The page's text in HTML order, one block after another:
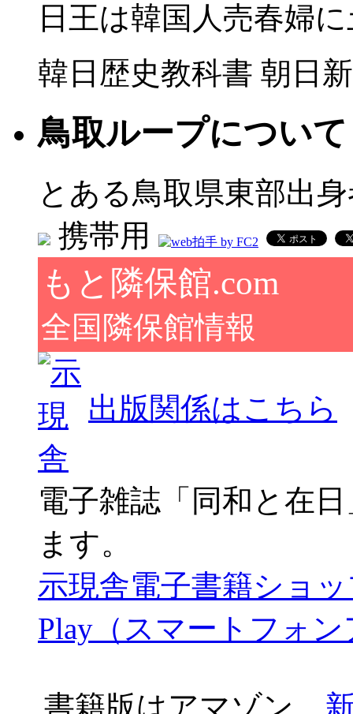
日王は韓国人売春婦
韓日歴史教科書 朝日
鳥取ループについて
とある鳥取県東部出
携帯用
もと隣保館.com
全国隣保館情報
出版関係はこちら
電子雑誌「同和と在
ます。
示現舎電子書籍ショ
Play（スマートフォ
書籍版はアマゾン、